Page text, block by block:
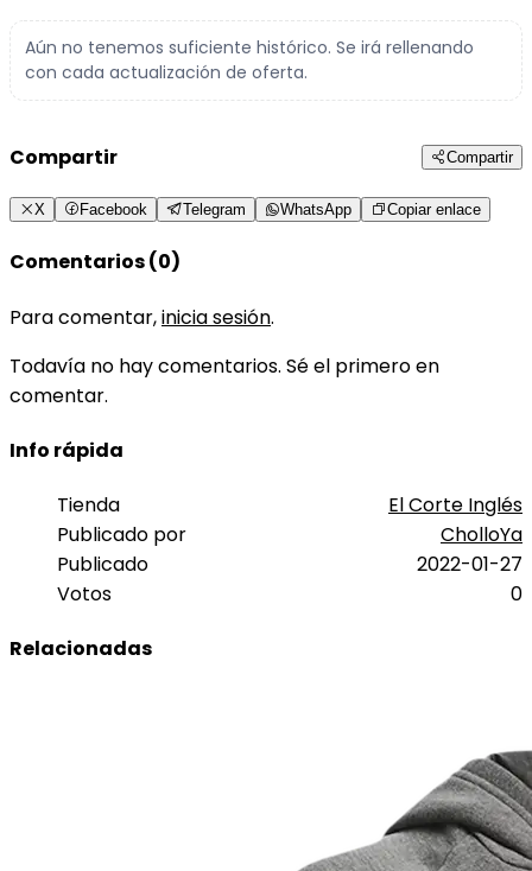
Aún no tenemos suficiente histórico. Se irá rellenando
con cada actualización de oferta.
Compartir Compartir
X Facebook Telegram WhatsApp Copiar enlace
Comentarios (0)
Para comentar,inicia sesión.
Todavía no hay comentarios. Sé el primero en
comentar.
Info rápida
Tienda
El Corte Inglés
Publicado por
CholloYa
Publicado
2022-01-27
Votos
0
Relacionadas